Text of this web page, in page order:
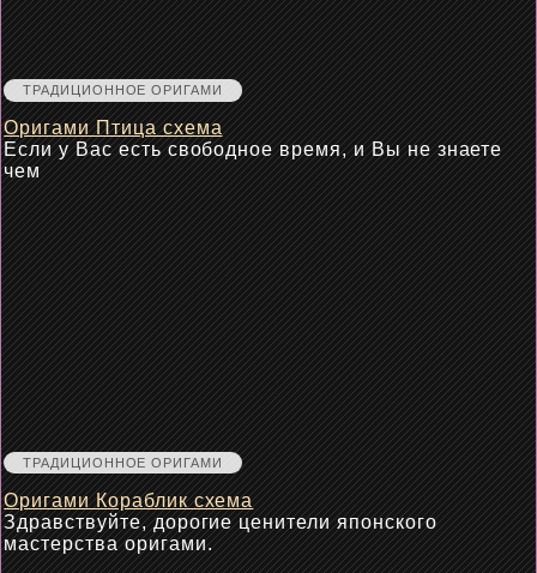
ТРАДИЦИОННОЕ ОРИГАМИ
Оригами Птица схема
Если у Вас есть свободное время, и Вы не знаете
чем
ТРАДИЦИОННОЕ ОРИГАМИ
Оригами Кораблик схема
Здравствуйте, дорогие ценители японского
мастерства оригами.